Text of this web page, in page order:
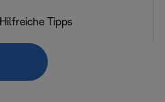
Hilfreiche Tipps